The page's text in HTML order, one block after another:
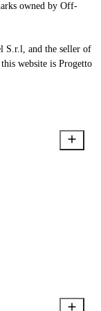
owned by Off-
S.r.l, and the seller of
website is Progetto